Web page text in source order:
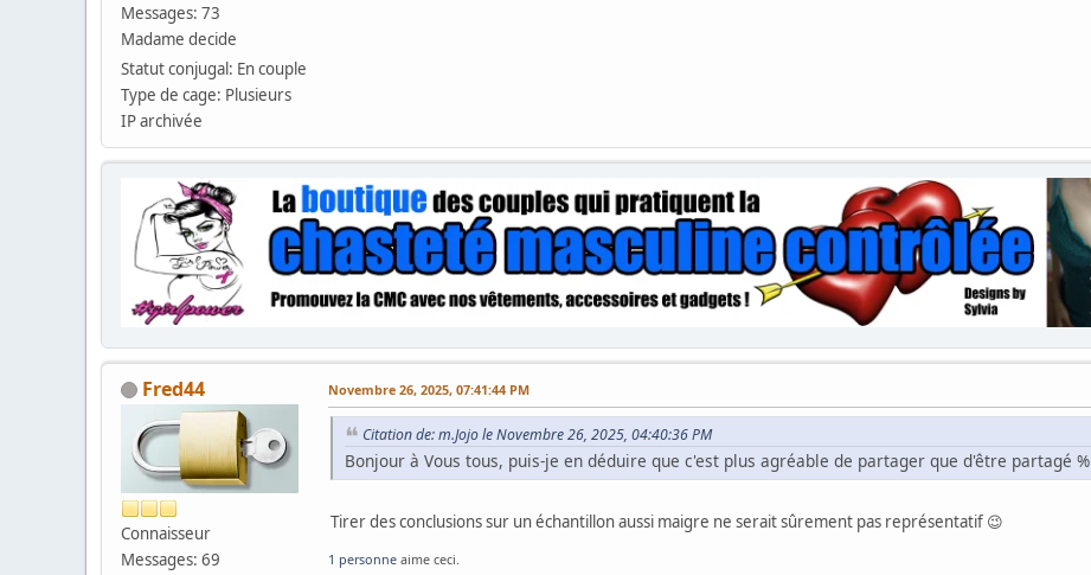
Messages: 73
Madame decide
Statut conjugal: En couple
Type de cage: Plusieurs
IP archivée
Fred44
Connaisseur
Messages: 69
Novembre 26, 2025, 07:41:44 PM
Citation de: m.Jojo le Novembre 26, 2025, 04:40:36 PM
Bonjour à Vous tous, puis-je en déduire que c'est plus agréable de partager que d'être partagé %
Tirer des conclusions sur un échantillon aussi maigre ne serait sûrement pas représentatif 😉
1 personne aime ceci.